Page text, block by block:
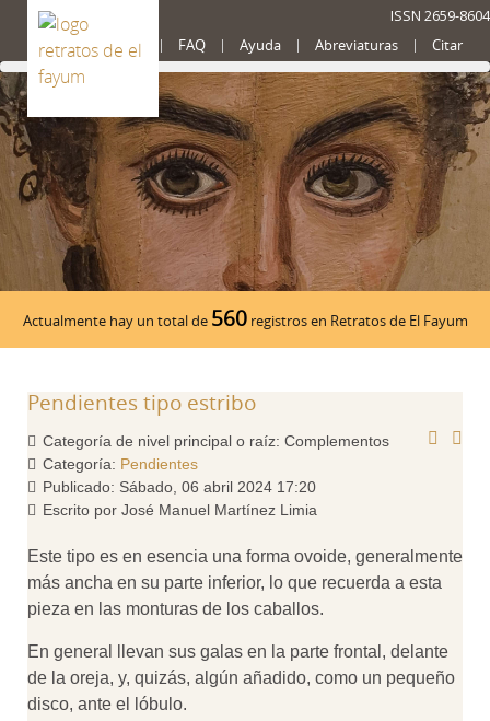
ISSN 2659-8604
Presentación FAQ Ayuda Abreviaturas Citar
Actualmente hay un total de 560registros en Retratos de El Fayum
Pendientes tipo estribo
Categoría de nivel principal o raíz: Complementos
Categoría: Pendientes
Publicado: Sábado, 06 abril 2024 17:20
Escrito por José Manuel Martínez Limia
Este tipo es en esencia una forma ovoide, generalmente
más ancha en su parte inferior, lo que recuerda a esta
pieza en las monturas de los caballos.
En general llevan sus galas en la parte frontal, delante
de la oreja, y, quizás, algún añadido, como un pequeño
disco, ante el lóbulo.